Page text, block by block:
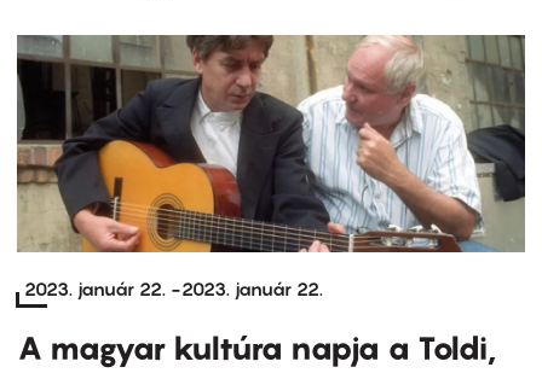
2023. január 22. -2023. január 22.
A magyar kultúra napja a Toldi,